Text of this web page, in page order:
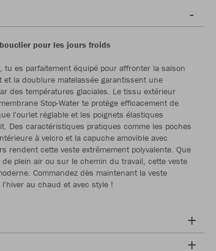
pour les jours froids
tu es parfaitement équipé pour affronter la saison
et la doublure matelassée garantissent une
des températures glaciales. Le tissu extérieur
Stop-Water te protège efficacement de
l'ourlet réglable et les poignets élastiques
Des caractéristiques pratiques comme les poches
à velcro et la capuche amovible avec
rendent cette veste extrêmement polyvalente. Que
plein air ou sur le chemin du travail, cette veste
Commandez dès maintenant la veste
au chaud et avec style !